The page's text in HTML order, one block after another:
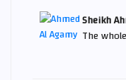
Sheikh
The